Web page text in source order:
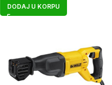
DODAJ U KORPU